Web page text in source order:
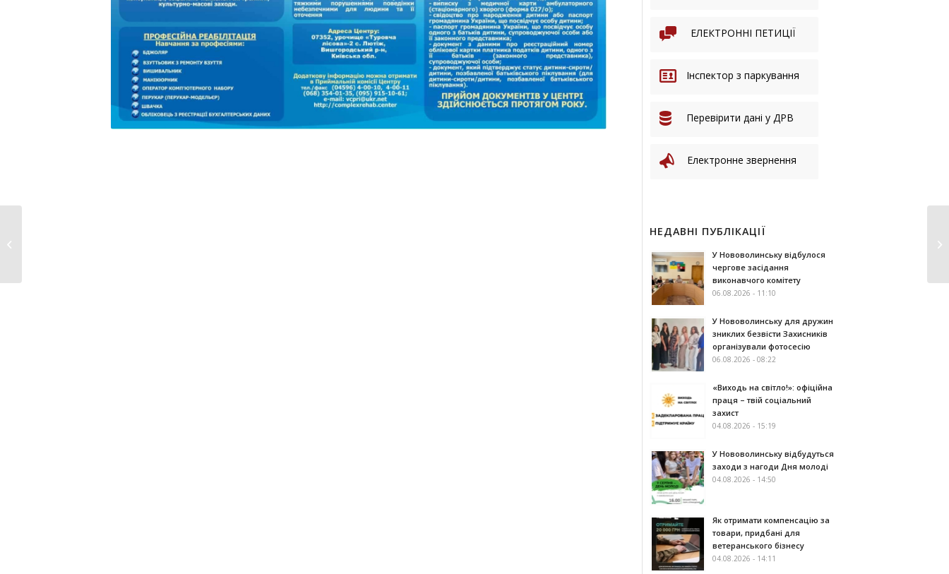
ЕЛЕКТРОННІ ПЕТИЦІЇ
Інспектор з паркування
Перевірити дані у ДРВ
Електронне звернення
НЕДАВНІ ПУБЛІКАЦІЇ
У Нововолинську відбулося
чергове засідання
виконавчого комітету
06.08.2026 - 11:10
У Нововолинську для дружин
зниклих безвісти Захисників
організували фотосесію
06.08.2026 - 08:22
«Виходь на світло!»: офіційна
праця – твій соціальний
захист
04.08.2026 - 15:19
У Нововолинську відбудуться
заходи з нагоди Дня молоді
04.08.2026 - 14:50
Як отримати компенсацію за
товари, придбані для
ветеранського бізнесу
04.08.2026 - 14:11